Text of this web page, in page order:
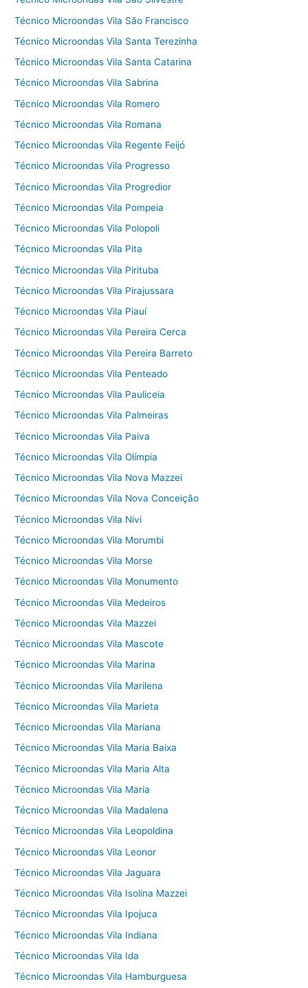
Técnico Microondas Vila São Francisco
Técnico Microondas Vila Santa Terezinha
Técnico Microondas Vila Santa Catarina
Técnico Microondas Vila Sabrina
Técnico Microondas Vila Romero
Técnico Microondas Vila Romana
Técnico Microondas Vila Regente Feijó
Técnico Microondas Vila Progresso
Técnico Microondas Vila Progredior
Técnico Microondas Vila Pompeia
Técnico Microondas Vila Polopoli
Técnico Microondas Vila Pita
Técnico Microondas Vila Pirituba
Técnico Microondas Vila Pirajussara
Técnico Microondas Vila Piauí
Técnico Microondas Vila Pereira Cerca
Técnico Microondas Vila Pereira Barreto
Técnico Microondas Vila Penteado
Técnico Microondas Vila Pauliceia
Técnico Microondas Vila Palmeiras
Técnico Microondas Vila Paiva
Técnico Microondas Vila Olímpia
Técnico Microondas Vila Nova Mazzei
Técnico Microondas Vila Nova Conceição
Técnico Microondas Vila Nivi
Técnico Microondas Vila Morumbi
Técnico Microondas Vila Morse
Técnico Microondas Vila Monumento
Técnico Microondas Vila Medeiros
Técnico Microondas Vila Mazzei
Técnico Microondas Vila Mascote
Técnico Microondas Vila Marina
Técnico Microondas Vila Marilena
Técnico Microondas Vila Marieta
Técnico Microondas Vila Mariana
Técnico Microondas Vila Maria Baixa
Técnico Microondas Vila Maria Alta
Técnico Microondas Vila Maria
Técnico Microondas Vila Madalena
Técnico Microondas Vila Leopoldina
Técnico Microondas Vila Leonor
Técnico Microondas Vila Jaguara
Técnico Microondas Vila Isolina Mazzei
Técnico Microondas Vila Ipojuca
Técnico Microondas Vila Indiana
Técnico Microondas Vila Ida
Técnico Microondas Vila Hamburguesa